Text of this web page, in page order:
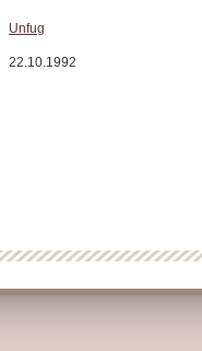
Unfug
22.10.1992